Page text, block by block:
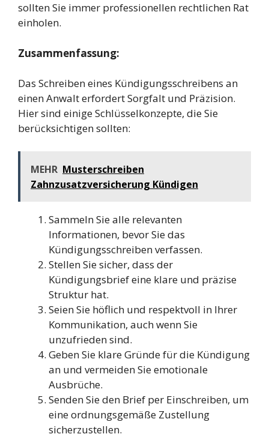
sollten Sie immer professionellen rechtlichen Rat
einholen.
Zusammenfassung:
Das Schreiben eines Kündigungsschreibens an
einen Anwalt erfordert Sorgfalt und Präzision.
Hier sind einige Schlüsselkonzepte, die Sie
berücksichtigen sollten:
MEHR Musterschreiben
Zahnzusatzversicherung Kündigen
Sammeln Sie alle relevanten
Informationen, bevor Sie das
Kündigungsschreiben verfassen.
Stellen Sie sicher, dass der
Kündigungsbrief eine klare und präzise
Struktur hat.
Seien Sie höflich und respektvoll in Ihrer
Kommunikation, auch wenn Sie
unzufrieden sind.
Geben Sie klare Gründe für die Kündigung
an und vermeiden Sie emotionale
Ausbrüche.
Senden Sie den Brief per Einschreiben, um
eine ordnungsgemäße Zustellung
sicherzustellen.